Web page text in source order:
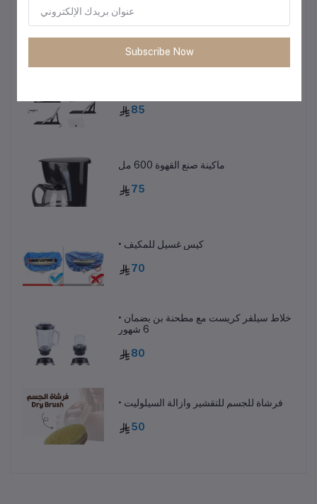
ترموس قهوة وشاي
85
ماكينة صنع القهوة 600 مل
75
• كيس غسيل للمكيف
70
• خلاط سيلفر كريست مع مطحنة بن بضمان
6 شهور
80
• فرشاة للجسم للتقشير وازالة السيلوليت
50
Subscribe Now